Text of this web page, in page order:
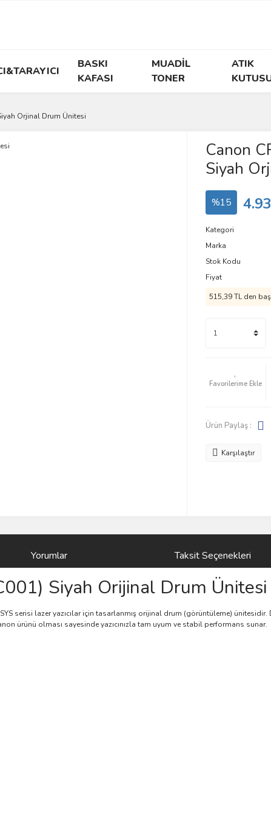
BASKI
KAFASI
MUADİL
TONER
ATIK
Orjinal Drum Ünitesi
Canon
Siyah
%15
Kategori
Marka
Stok Kodu
Fiyat
515,39 TL den
Ürün Paylaş :
Karşılaştır
Yorumlar Taksit Seçenekleri
Siyah Orijinal Drum Ünitesi
serisi lazer yazıcılar için tasarlanmış orijinal drum (görüntüleme)
ürünü olması sayesinde yazıcınızla tam uyum ve stabil performans sunar.